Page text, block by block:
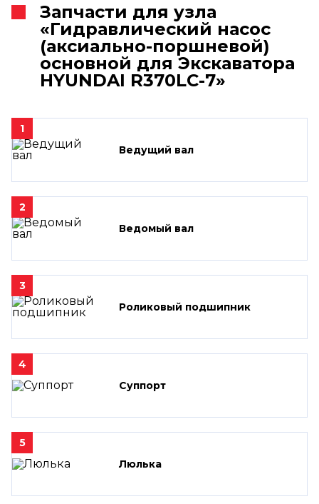
Запчасти для узла
«Гидравлический насос
(аксиально-поршневой)
основной для Экскаватора
HYUNDAI R370LC-7»
1
Ведущий вал
2
Ведомый вал
3
Роликовый подшипник
4
Суппорт
5
Люлька